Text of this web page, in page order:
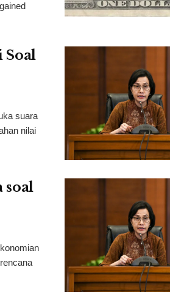
Soal
suara
nilai
soal